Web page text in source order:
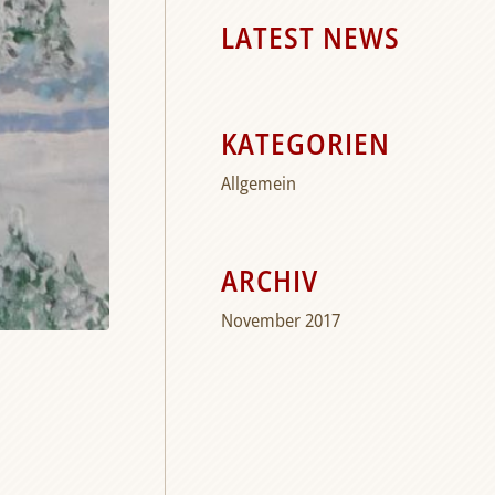
LATEST NEWS
KATEGORIEN
Allgemein
ARCHIV
November 2017